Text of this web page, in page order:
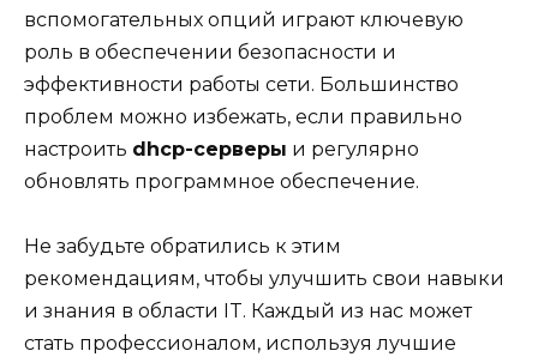
вспомогательных опций играют ключевую
роль в обеспечении безопасности и
эффективности работы сети. Большинство
проблем можно избежать, если правильно
настроить dhcp-серверы и регулярно
обновлять программное обеспечение.
Не забудьте обратились к этим
рекомендациям, чтобы улучшить свои навыки
и знания в области IT. Каждый из нас может
стать профессионалом, используя лучшие